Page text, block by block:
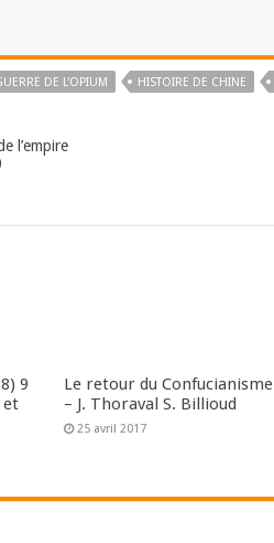
DE L'OPIUM HISTOIRE DE CHINE
l’empire
9
et
Le retour du Confucianisme
– J. Thoraval S. Billioud
25 avril 2017